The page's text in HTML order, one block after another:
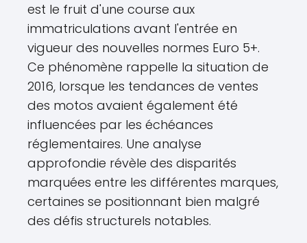
est le fruit d'une course aux
immatriculations avant l'entrée en
vigueur des nouvelles normes Euro 5+.
Ce phénomène rappelle la situation de
2016, lorsque les tendances de ventes
des motos avaient également été
influencées par les échéances
réglementaires. Une analyse
approfondie révèle des disparités
marquées entre les différentes marques,
certaines se positionnant bien malgré
des défis structurels notables.